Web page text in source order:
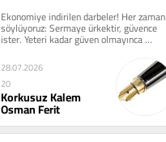
Ekonomiye indirilen darbeler! Her zaman
söylüyoruz: Sermaye ürkektir, güvence
ister. Yeteri kadar güven olmayınca
sermaye gelmediği gibi...
28.07.2026
20
Korkusuz Kalem
Osman Ferit